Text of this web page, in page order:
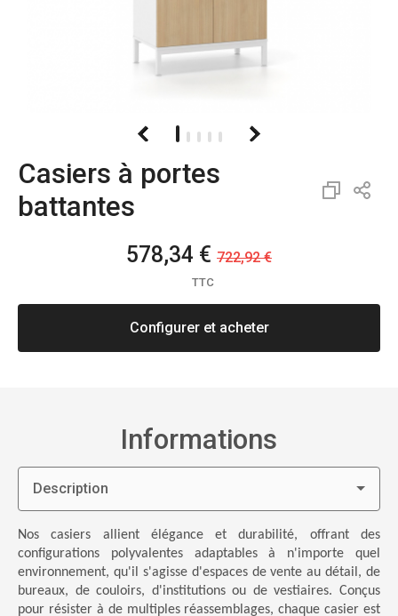
Casiers à portes
battantes
Configurer et acheter
TTC
578,34 € 722,92 €
Informations
Description
Nos casiers allient élégance et durabilité, offrant des
configurations polyvalentes adaptables à n'importe quel
environnement, qu'il s'agisse d'espaces de vente au détail, de
bureaux, de couloirs, d'institutions ou de vestiaires. Conçus
pour résister à de multiples réassemblages, chaque casier est